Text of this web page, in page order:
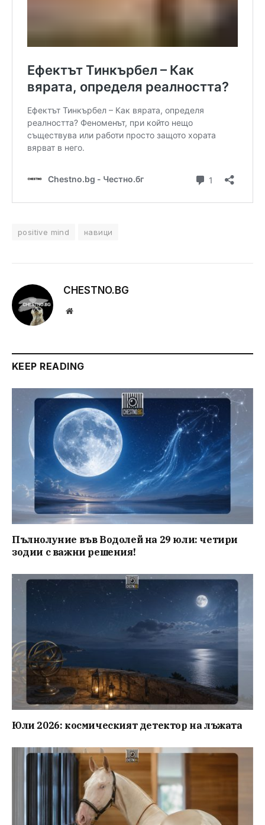
positive mind навици
CHESTNO.BG
Website
KEEP READING
Пълнолуние във Водолей на 29 юли: четири
зодии с важни решения!
Юли 2026: космическият детектор на лъжата